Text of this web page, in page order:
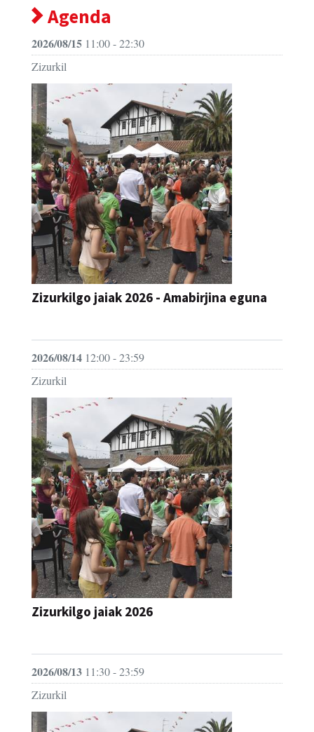
Agenda
2026/08/15 11:00 - 22:30
Zizurkil
Zizurkilgo jaiak 2026 - Amabirjina eguna
2026/08/14 12:00 - 23:59
Zizurkil
Zizurkilgo jaiak 2026
2026/08/13 11:30 - 23:59
Zizurkil